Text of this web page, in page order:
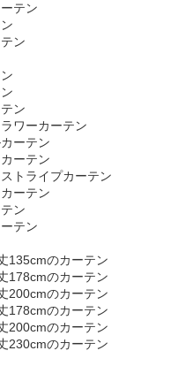
テン
ン
ン
ワーカーテン
ーテン
ーテン
トライプカーテン
ーテン
ン
テン
135cmのカーテン
178cmのカーテン
200cmのカーテン
178cmのカーテン
200cmのカーテン
230cmのカーテン